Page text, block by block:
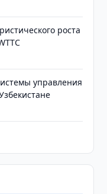
роста
управления